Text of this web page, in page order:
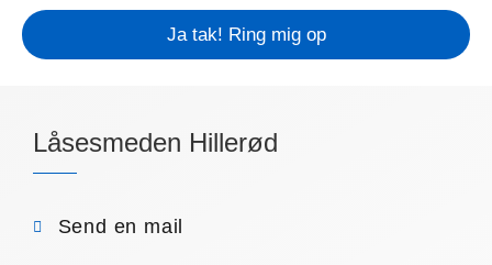
Please leave this field empty.
Låsesmeden Hillerød
Send en mail